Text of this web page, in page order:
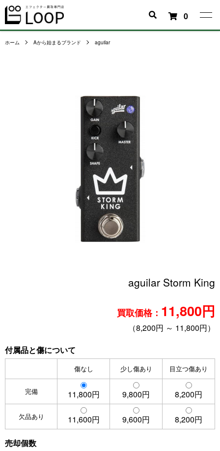
0
ホーム Aから始まるブランド aguilar
aguilar Storm King
買取価格： 11,800円
（8,200円 ～ 11,800円）
付属品と傷について
傷なし 少し傷あり 目立つ傷あり
完備 11,800円 9,800円 8,200円
欠品あり 11,600円 9,600円 8,200円
売却個数